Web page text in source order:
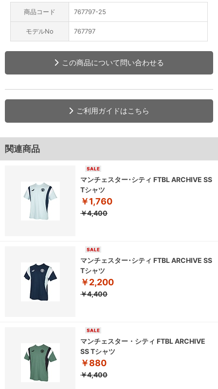
商品コード 767797-25
モデルNo 767797
この商品について問い合わせる
ご利用ガイドはこちら
関連商品
マンチェスター･シティ FTBL ARCHIVE SS
Tシャツ
￥1,760
￥4,400
マンチェスター･シティ FTBL ARCHIVE SS
Tシャツ
￥2,200
￥4,400
マンチェスター・シティ FTBL ARCHIVE
SS Tシャツ
￥880
￥4,400